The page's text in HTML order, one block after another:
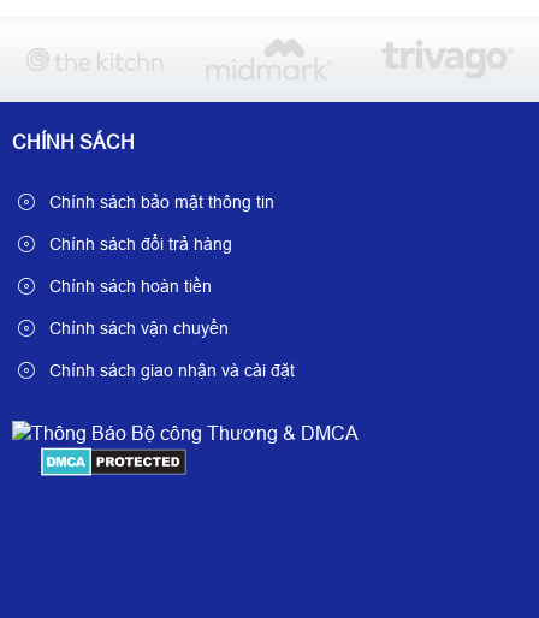
CHÍNH SÁCH
Chính sách bảo mật thông tin
Chính sách đổi trả hàng
Chính sách hoàn tiền
Chính sách vận chuyển
Chính sách giao nhận và cài đặt